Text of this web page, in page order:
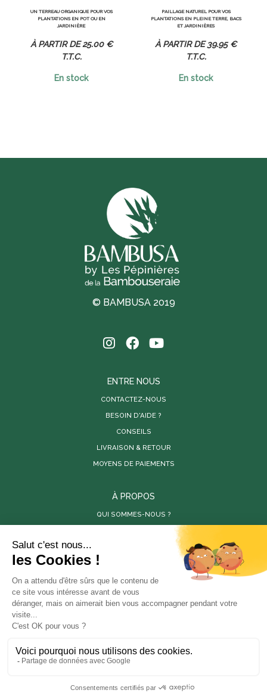
UN TERREAU ORGANIQUE POUR VOS
PLANTATIONS EN POT OU EN
JARDINIÈRE
25.00 €
T.T.C.
En stock
PAILLAGE NATUREL POUR VOS
PLANTATIONS EN PLEINE TERRE, BACS
ET JARDINIÈRES
39.95 €
T.T.C.
En stock
© BAMBUSA 2019
ENTRE NOUS
CONTACTEZ-NOUS
BESOIN D'AIDE ?
CONSEILS
LIVRAISON & RETOUR
MOYENS DE PAIEMENTS
À PROPOS
QUI SOMMES-NOUS ?
SITES PARTENAIRES
STORE-FACTORY
ANOVA BOIS
En poursuivant votre navigation sur ce site, vous
acceptez l'utilisation de cookies à des fins statistiques